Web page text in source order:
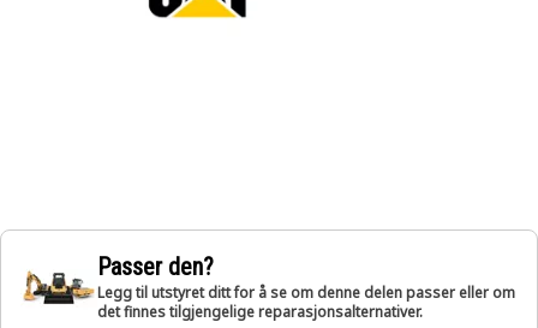
Passer den?
Legg til utstyret ditt for å se om denne delen passer eller om
det finnes tilgjengelige reparasjonsalternativer.